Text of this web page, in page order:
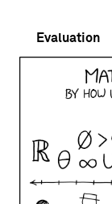
Evaluation